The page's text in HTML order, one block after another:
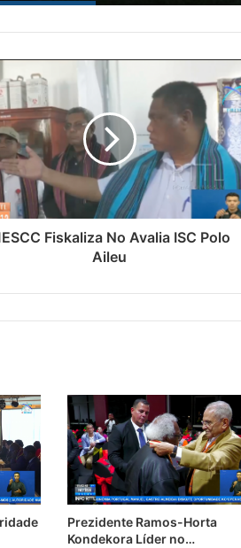
Fiskaliza No Avalia ISC Polo
Aileu
Prezidente Ramos-Horta
Kondekora Líder no…